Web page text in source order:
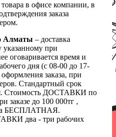
в офисе компании, в
заказа
Алматы – доставка
указанному при
оговаривается время и
дня (с 08-00 до 17-
заказа, при
Стандартный срок
Стоимость ДОСТАВКИ по
заказе до 100 000тг ,
БЕСПЛАТНАЯ.
два - три рабочих